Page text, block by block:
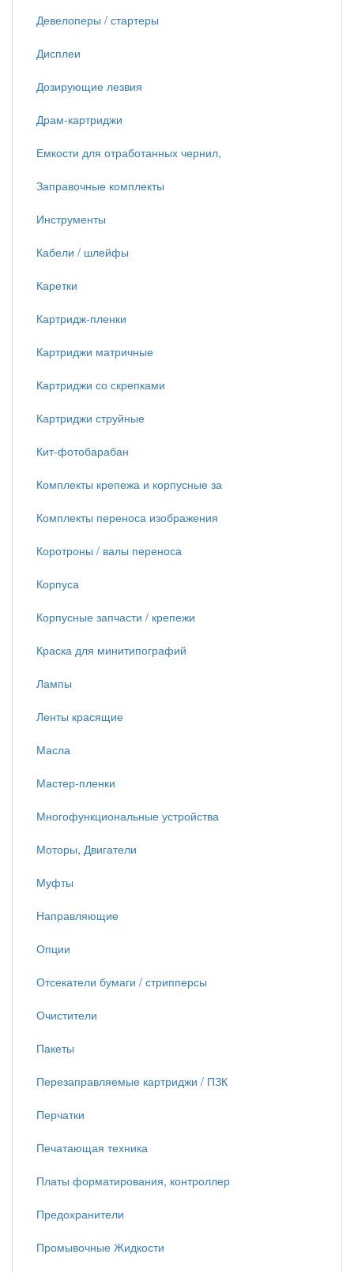
Девелоперы / стартеры
Дисплеи
Дозирующие лезвия
Драм-картриджи
Емкости для отработанных чернил,
Заправочные комплекты
Инструменты
Кабели / шлейфы
Каретки
Картридж-пленки
Картриджи матричные
Картриджи со скрепками
Картриджи струйные
Кит-фотобарабан
Комплекты крепежа и корпусные за
Комплекты переноса изображения
Коротроны / валы переноса
Корпуса
Корпусные запчасти / крепежи
Краска для минитипографий
Лампы
Ленты красящие
Масла
Мастер-пленки
Многофункциональные устройства
Моторы, Двигатели
Муфты
Направляющие
Опции
Отсекатели бумаги / стрипперсы
Очистители
Пакеты
Перезаправляемые картриджи / ПЗК
Перчатки
Печатающая техника
Платы форматирования, контроллер
Предохранители
Промывочные Жидкости